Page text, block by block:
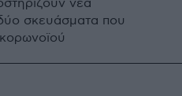
νέα
δύο σκευάσματα που